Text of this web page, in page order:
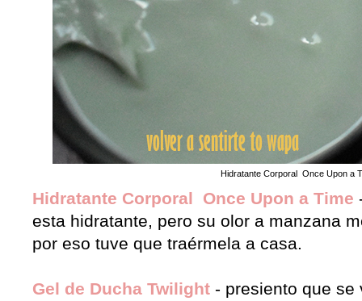
Hidratante Corporal Once Upon a
Hidratante Corporal Once Upon a Time
esta hidratante, pero su olor a manzana
por eso tuve que traérmela a casa.
Gel de Ducha Twilight - presiento que se